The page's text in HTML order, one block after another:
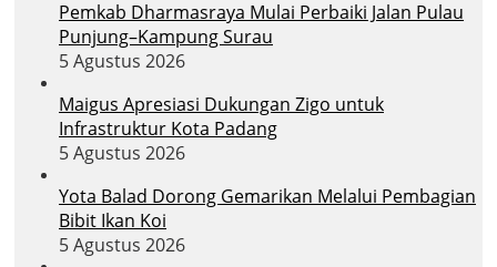
Pemkab Dharmasraya Mulai Perbaiki Jalan Pulau
Punjung–Kampung Surau
5 Agustus 2026
Maigus Apresiasi Dukungan Zigo untuk
Infrastruktur Kota Padang
5 Agustus 2026
Yota Balad Dorong Gemarikan Melalui Pembagian
Bibit Ikan Koi
5 Agustus 2026